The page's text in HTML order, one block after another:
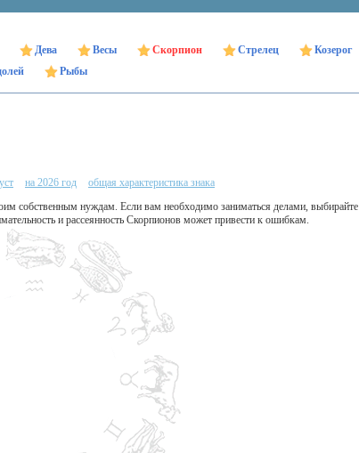
Дева Весы Скорпион Стрелец
Козерог
Рыбы
на 2026 год
общая характеристика знака
собственным нуждам. Если вам необходимо заниматься делами, выбирайте
и рассеянность Скорпионов может привести к ошибкам.